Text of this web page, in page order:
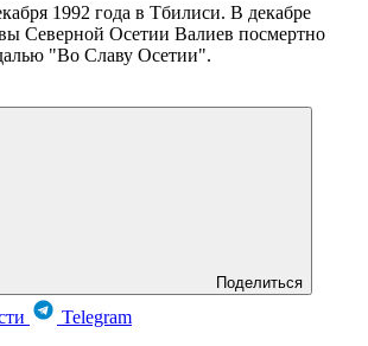
1992 года в Тбилиси. В декабре
Северной Осетии Валиев посмертно
"Во Славу Осетии".
Поделиться
Telegram